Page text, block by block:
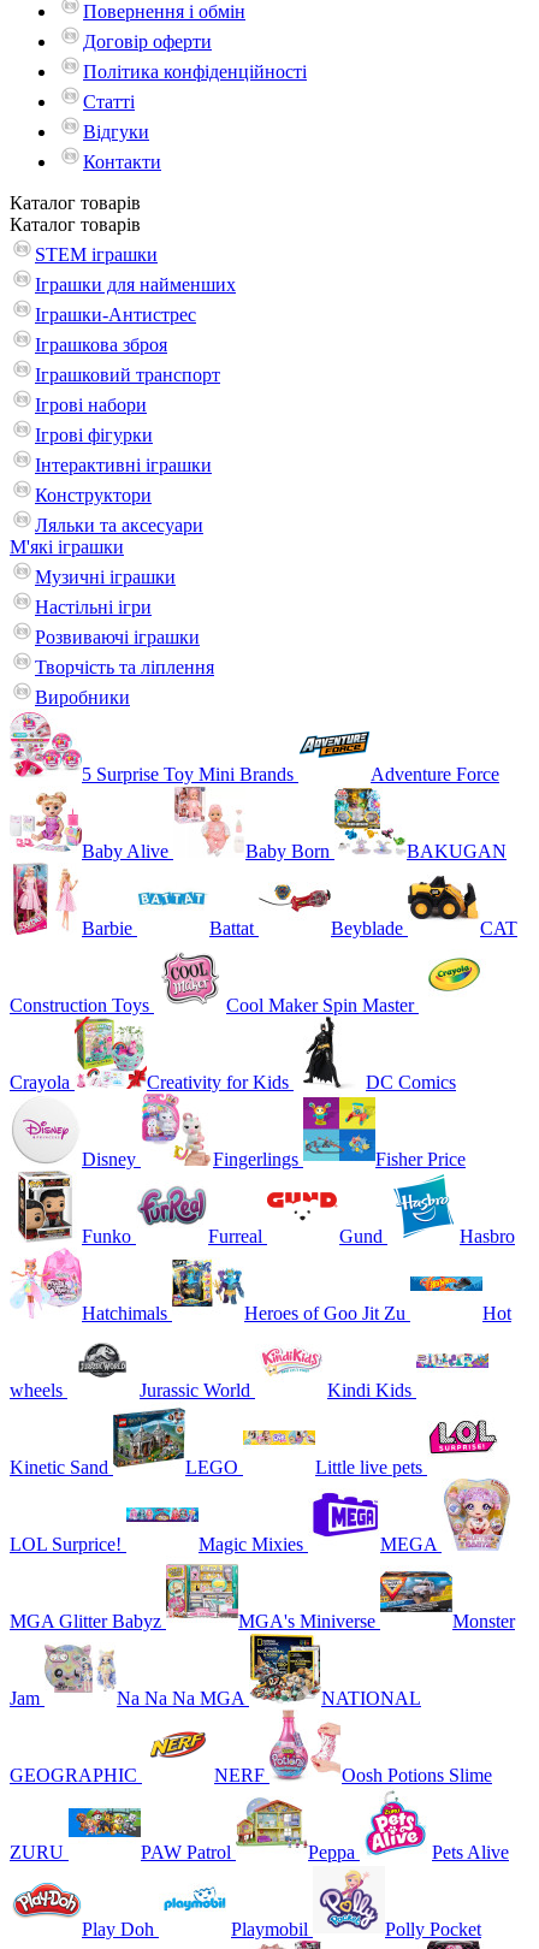
Повернення і обмін
Договір оферти
Політика конфіденційності
Статті
Відгуки
Контакти
Каталог товарів
Каталог товарів
STEM іграшки
Іграшки для найменших
Іграшки-Антистрес
Іграшкова зброя
Іграшковий транспорт
Ігрові набори
Ігрові фігурки
Інтерактивні іграшки
Конструктори
Ляльки та аксесуари
М'які іграшки
Музичні іграшки
Настільні iгри
Розвиваючі іграшки
Творчість та ліплення
Виробники
5 Surprise Toy Mini Brands Adventure Force
Baby Alive Baby Born BAKUGAN
Barbie Battat Beyblade CAT
Construction Toys Cool Maker Spin Master
Crayola Creativity for Kids DC Comics
Disney Fingerlings Fisher Price
Funko Furreal Gund Hasbro
Hatchimals Heroes of Goo Jit Zu Hot
wheels Jurassic World Kindi Kids
Kinetic Sand LEGO Little live pets
LOL Surprice! Magic Mixies MEGA
MGA Glitter Babyz MGA's Miniverse Monster
Jam Na Na Na MGA NATIONAL
GEOGRAPHIC NERF Oosh Potions Slime
ZURU PAW Patrol Peppa Pets Alive
Play Doh Playmobil Polly Pocket